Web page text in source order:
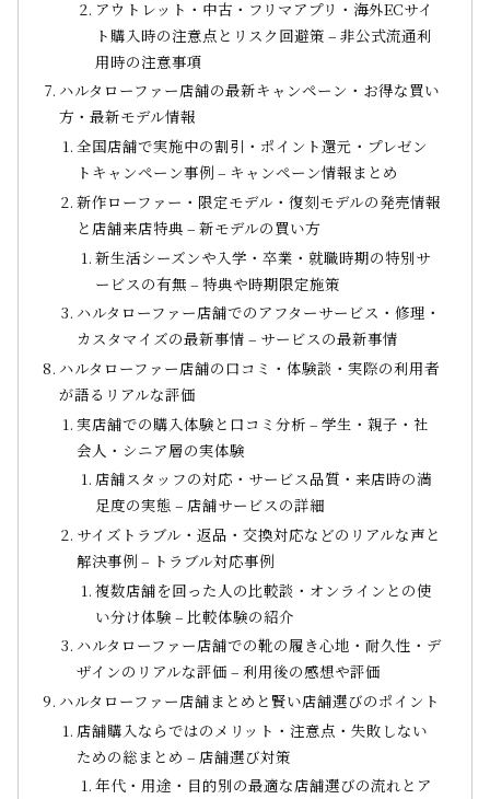
アウトレット・中古・フリマアプリ・海外ECサイ
ト購入時の注意点とリスク回避策 – 非公式流通利
用時の注意事項
ハルタローファー店舗の最新キャンペーン・お得な買い
方・最新モデル情報
全国店舗で実施中の割引・ポイント還元・プレゼン
トキャンペーン事例 – キャンペーン情報まとめ
新作ローファー・限定モデル・復刻モデルの発売情報
と店舗来店特典 – 新モデルの買い方
新生活シーズンや入学・卒業・就職時期の特別サ
ービスの有無 – 特典や時期限定施策
ハルタローファー店舗でのアフターサービス・修理・
カスタマイズの最新事情 – サービスの最新事情
ハルタローファー店舗の口コミ・体験談・実際の利用者
が語るリアルな評価
実店舗での購入体験と口コミ分析 – 学生・親子・社
会人・シニア層の実体験
店舗スタッフの対応・サービス品質・来店時の満
足度の実態 – 店舗サービスの詳細
サイズトラブル・返品・交換対応などのリアルな声と
解決事例 – トラブル対応事例
複数店舗を回った人の比較談・オンラインとの使
い分け体験 – 比較体験の紹介
ハルタローファー店舗での靴の履き心地・耐久性・デ
ザインのリアルな評価 – 利用後の感想や評価
ハルタローファー店舗まとめと賢い店舗選びのポイント
店舗購入ならではのメリット・注意点・失敗しない
ための総まとめ – 店舗選び対策
年代・用途・目的別の最適な店舗選びの流れとア